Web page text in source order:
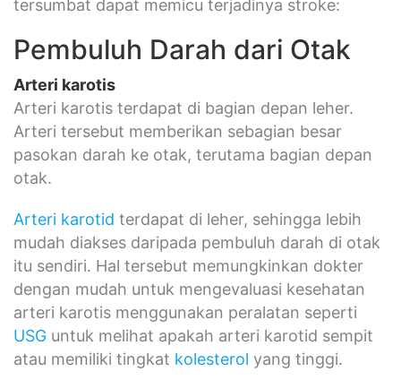
tersumbat dapat memicu terjadinya stroke:
Pembuluh Darah dari Otak
Arteri karotis
Arteri karotis terdapat di bagian depan leher.
Arteri tersebut memberikan sebagian besar
pasokan darah ke otak, terutama bagian depan
otak.
Arteri karotid terdapat di leher, sehingga lebih
mudah diakses daripada pembuluh darah di otak
itu sendiri. Hal tersebut memungkinkan dokter
dengan mudah untuk mengevaluasi kesehatan
arteri karotis menggunakan peralatan seperti
USG untuk melihat apakah arteri karotid sempit
atau memiliki tingkat kolesterol yang tinggi.